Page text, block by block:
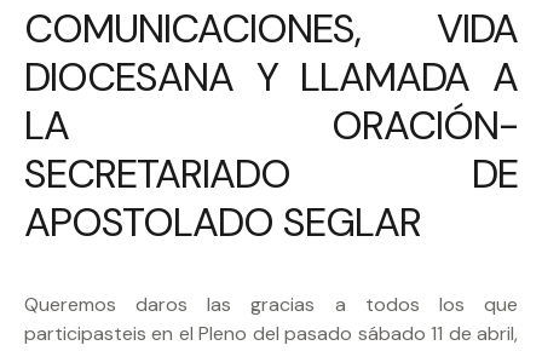
COMUNICACIONES, VIDA
DIOCESANA Y LLAMADA A
LA ORACIÓN-
SECRETARIADO DE
APOSTOLADO SEGLAR
Queremos daros las gracias a todos los que
participasteis en el Pleno del pasado sábado 11 de abril,